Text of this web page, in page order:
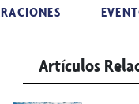
Artículos